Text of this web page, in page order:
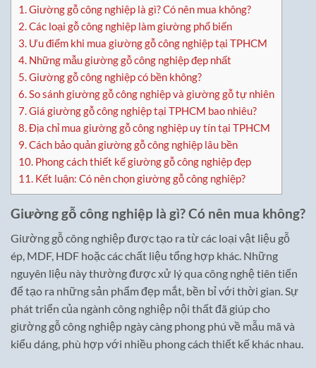
1.Giường gỗ công nghiệp là gì? Có nên mua không?
2.Các loại gỗ công nghiệp làm giường phổ biến
3. Ưu điểm khi mua giường gỗ công nghiệp tại TPHCM
4. Những mẫu giường gỗ công nghiệp đẹp nhất
5.Giường gỗ công nghiệp có bền không?
6.So sánh giường gỗ công nghiệp và giường gỗ tự nhiên
7.Giá giường gỗ công nghiệp tại TPHCM bao nhiêu?
8.Địa chỉ mua giường gỗ công nghiệp uy tín tại TPHCM
9.Cách bảo quản giường gỗ công nghiệp lâu bền
10. Phong cách thiết kế giường gỗ công nghiệp đẹp
11. Kết luận: Có nên chọn giường gỗ công nghiệp?
Giường gỗ công nghiệp là gì? Có nên mua không?
Giường gỗ công nghiệp được tạo ra từ các loại vật liệu gỗ
ép, MDF, HDF hoặc các chất liệu tổng hợp khác. Những
nguyên liệu này thường được xử lý qua công nghệ tiên tiến
để tạo ra những sản phẩm đẹp mắt, bền bỉ với thời gian. Sự
phát triển của ngành công nghiệp nội thất đã giúp cho
giường gỗ công nghiệp ngày càng phong phú về mẫu mã và
kiểu dáng, phù hợp với nhiều phong cách thiết kế khác nhau.